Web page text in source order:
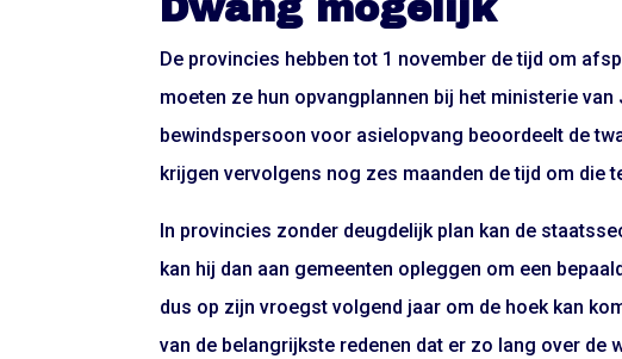
Dwang mogelijk
De provincies hebben tot 1 november de tijd om
moeten ze hun opvangplannen bij het ministerie
bewindspersoon voor asielopvang beoordeelt de
krijgen vervolgens nog zes maanden de tijd om die
In provincies zonder deugdelijk plan kan de
kan hij dan aan gemeenten opleggen om een
dus op zijn vroegst volgend jaar om de hoek kan
van de belangrijkste redenen dat er zo lang over de